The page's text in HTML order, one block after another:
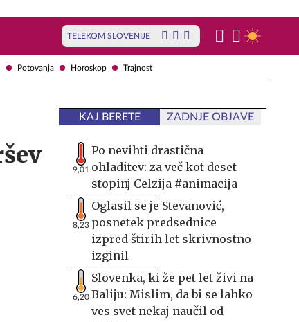
Potovanja Horoskop Trajnost
TELEKOM SLOVENIJE
KAJ BERETE ZADNJE OBJAVE
9,01
Po nevihti drastična
ohladitev: za več kot deset
stopinj Celzija #animacija
8,23
Oglasil se je Stevanović,
posnetek predsednice
izpred štirih let skrivnostno
izginil
6,20
Slovenka, ki že pet let živi na
Baliju: Mislim, da bi se lahko
ves svet nekaj naučil od